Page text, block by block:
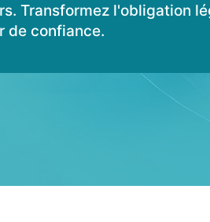
Transformez l'obligation
de confiance.